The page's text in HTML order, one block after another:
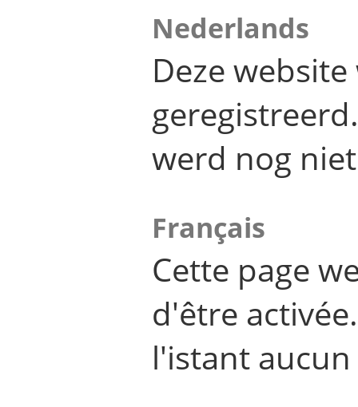
Nederlands
Deze
werd nog
Français
Cette page
d'être
l'istant